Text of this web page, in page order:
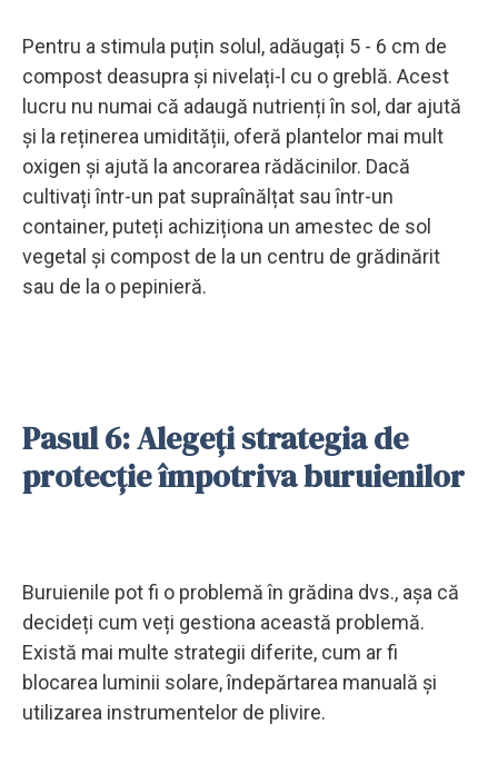
Pentru a stimula puțin solul, adăugați 5 - 6 cm de
compost deasupra și nivelați-l cu o greblă. Acest
lucru nu numai că adaugă nutrienți în sol, dar ajută
și la reținerea umidității, oferă plantelor mai mult
oxigen și ajută la ancorarea rădăcinilor. Dacă
cultivați într-un pat supraînălțat sau într-un
container, puteți achiziționa un amestec de sol
vegetal și compost de la un centru de grădinărit
sau de la o pepinieră.
Pasul 6: Alegeți strategia de
protecție împotriva buruienilor
Buruienile pot fi o problemă în grădina dvs., așa că
decideți cum veți gestiona această problemă.
Există mai multe strategii diferite, cum ar fi
blocarea luminii solare, îndepărtarea manuală și
utilizarea instrumentelor de plivire.